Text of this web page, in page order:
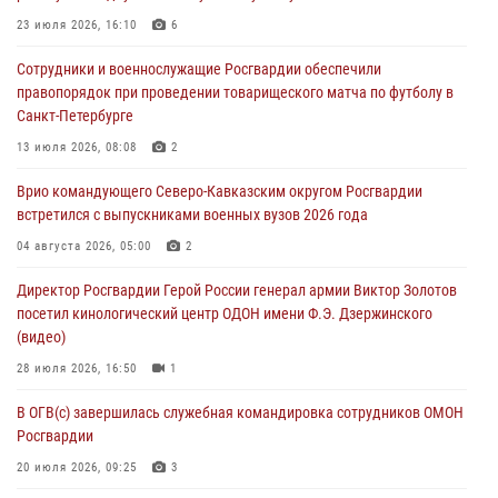
07 августа 2026, 12:20
выпуска «Легенды армии с Александром Маршалом»
07 августа 2026, 12:00
Представители ФСБ России по Уральскому округу Росгвардии и
Кузнецова
07 августа 2026, 12:00
Смольного собора в Санкт-Петербурге (видео)
3 1
23 июля 2026, 16:10 6
Сотрудники и военнослужащие Росгвардии обеспечили
правопорядок при проведении товарищеского матча по футболу в
Санкт-Петербурге
13 июля 2026, 08:08 2
Врио командующего Северо-Кавказским округом Росгвардии
встретился с выпускниками военных вузов 2026 года
04 августа 2026, 05:00 2
Директор Росгвардии Герой России генерал армии Виктор Золотов
посетил кинологический центр ОДОН имени Ф.Э. Дзержинского
(видео)
28 июля 2026, 16:50 1
В ОГВ(с) завершилась служебная командировка сотрудников ОМОН
Росгвардии
20 июля 2026, 09:25 3